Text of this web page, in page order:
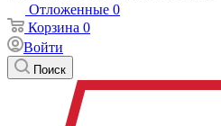
Отложенные 0
Корзина 0
Войти
Поиск